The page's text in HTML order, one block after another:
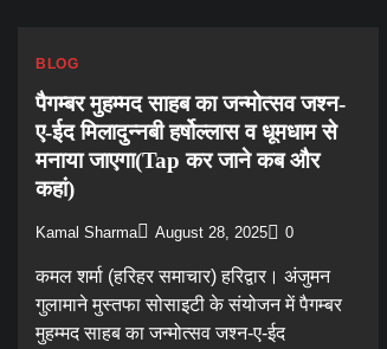
BLOG
पैगम्बर मुहम्मद साहब का जन्मोत्सव जश्न-
ए-ईद मिलादुन्नबी हर्षोल्लास व धूमधाम से
मनाया जाएगा(Tap कर जाने कब और
कहां)
Kamal Sharma August 28, 2025 0
कमल शर्मा (हरिहर समाचार) हरिद्वार। अंजुमन
गुलामाने मुस्तफा सोसाइटी के संयोजन में पैगम्बर
मुहम्मद साहब का जन्मोत्सव जश्न-ए-ईद